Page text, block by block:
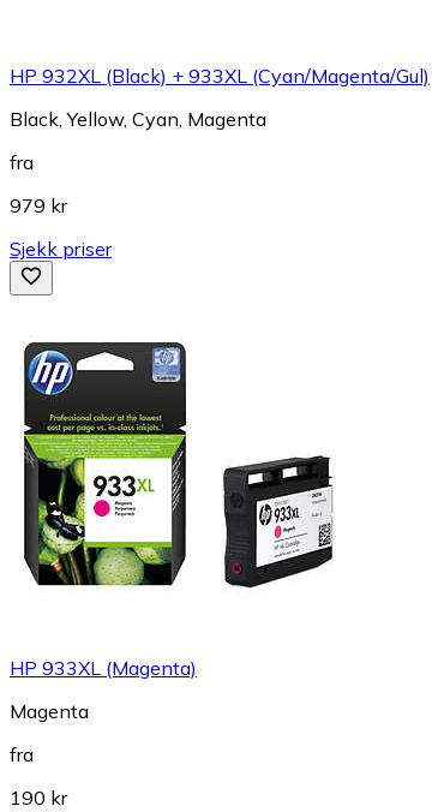
HP 932XL (Black) + 933XL (Cyan/Magenta/Gul)
Black, Yellow, Cyan, Magenta
fra
979 kr
Sjekk priser
HP 933XL (Magenta)
Magenta
fra
190 kr